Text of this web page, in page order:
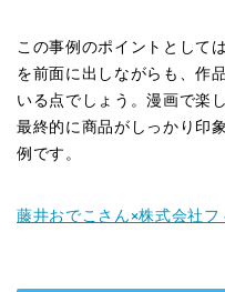
この事例のポイントとして
を前面に出しながらも、作
いる点でしょう。漫画で楽
最終的に商品がしっかり印
例です。
藤井おでこさん×株式会社